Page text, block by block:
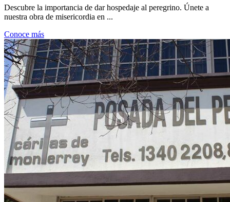
Descubre la importancia de dar hospedaje al peregrino. Únete a
nuestra obra de misericordia en ...
Conoce más